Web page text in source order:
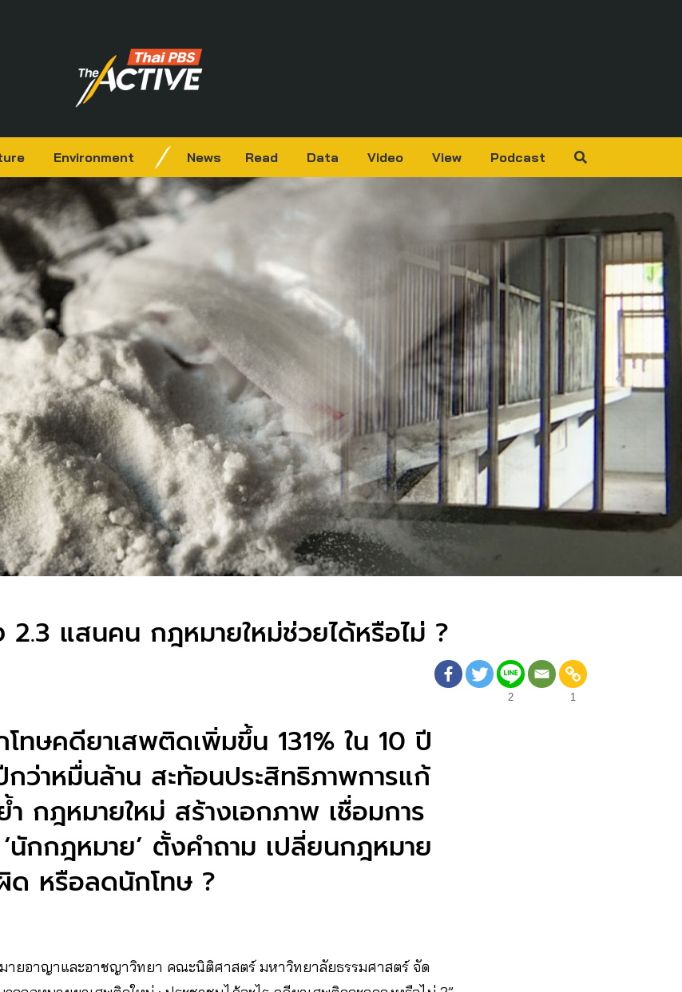
Environment News Read Data Video View Podcast
แสนคน กฎหมายใหม่ช่วยได้หรือไม่ ?
2
1
โทษคดียาเสพติดเพิ่มขึ้น 131% ใน 10 ปี
ว่าหมื่นล้าน สะท้อนประสิทธิภาพการแก้
ำ กฎหมายใหม่ สร้างเอกภาพ เชื่อมการ
นักกฎหมาย’ ตั้งคำถาม เปลี่ยนกฎหมาย
ด หรือลดนักโทษ ?
ายอาญาและอาชญาวิทยา คณะนิติศาสตร์ มหาวิทยาลัยธรรมศาสตร์ จัด